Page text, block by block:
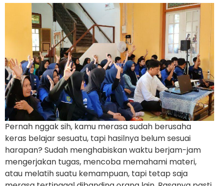
Pernah nggak sih, kamu merasa sudah berusaha
keras belajar sesuatu, tapi hasilnya belum sesuai
harapan? Sudah menghabiskan waktu berjam-jam
mengerjakan tugas, mencoba memahami materi,
atau melatih suatu kemampuan, tapi tetap saja